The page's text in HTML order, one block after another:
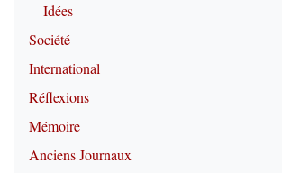
Idées
Société
International
Réflexions
Mémoire
Anciens Journaux